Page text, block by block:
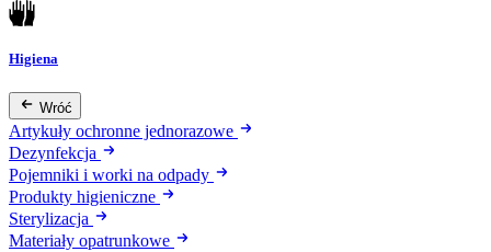
Higiena
Wróć
Artykuły ochronne jednorazowe
Dezynfekcja
Pojemniki i worki na odpady
Produkty higieniczne
Sterylizacja
Materiały opatrunkowe